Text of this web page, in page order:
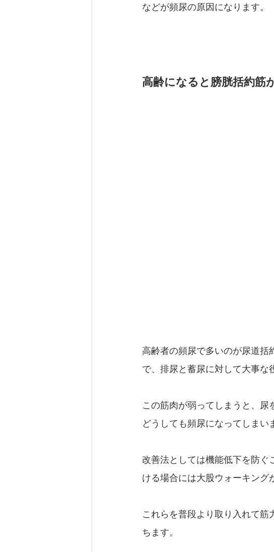
などが頻尿の原因になります。
高齢になると膀胱括約筋
高齢者の頻尿で多いのが尿道括
で、排尿と蓄尿に対して大事な
この筋肉が弱ってしまうと、
どうしても頻尿になってしまい
改善法としては機能低下を防ぐ
ける場合には大股ウォーキング
これらを普段より取り入れて
ちます。